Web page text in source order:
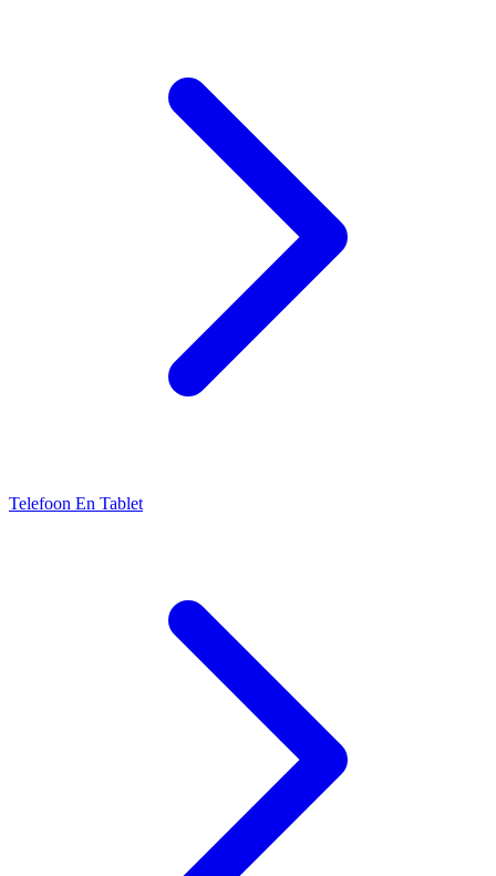
Telefoon En Tablet